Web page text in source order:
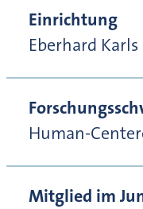
Einrichtung
Eberhard
Human-
Mitglied im